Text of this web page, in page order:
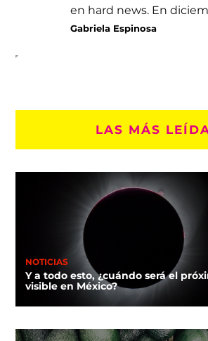
en hard news. En
Gabriela Espinosa
LAS MÁS
NOTICIAS
Y a todo esto, ¿cuándo será el
visible en México?